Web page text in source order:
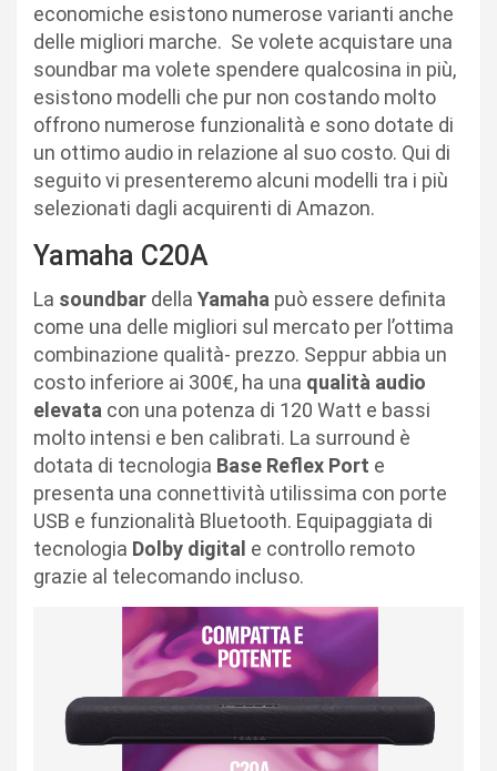
economiche esistono numerose varianti anche
delle migliori marche. Se volete acquistare una
soundbar ma volete spendere qualcosina in più,
esistono modelli che pur non costando molto
offrono numerose funzionalità e sono dotate di
un ottimo audio in relazione al suo costo. Qui di
seguito vi presenteremo alcuni modelli tra i più
selezionati dagli acquirenti di Amazon.
Yamaha C20A
La soundbar della Yamaha può essere definita
come una delle migliori sul mercato per l’ottima
combinazione qualità- prezzo. Seppur abbia un
costo inferiore ai 300€, ha una qualità audio
elevata con una potenza di 120 Watt e bassi
molto intensi e ben calibrati. La surround è
dotata di tecnologia Base Reflex Port e
presenta una connettività utilissima con porte
USB e funzionalità Bluetooth. Equipaggiata di
tecnologia Dolby digital e controllo remoto
grazie al telecomando incluso.